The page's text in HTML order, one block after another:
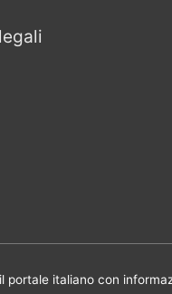
portale italiano con